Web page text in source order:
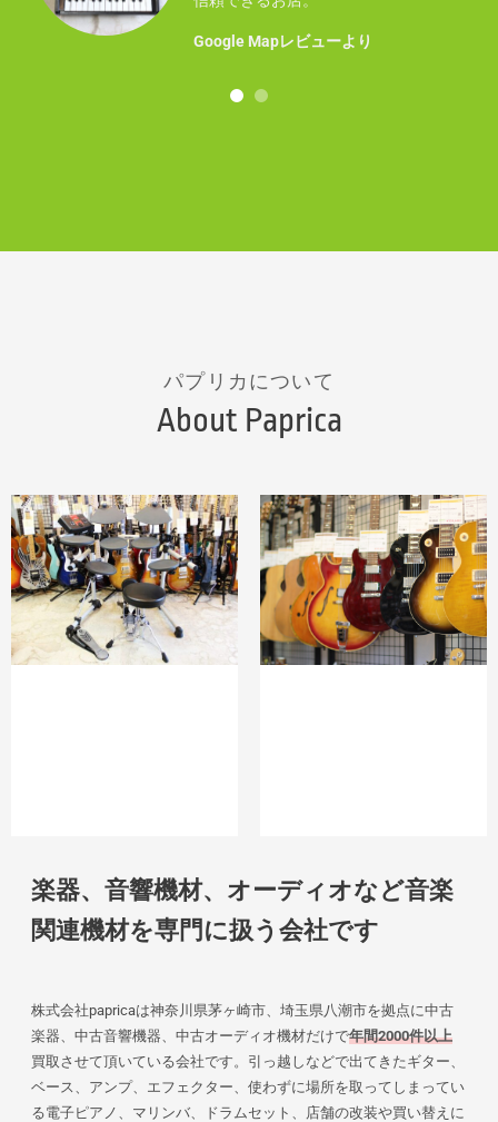
Google Mapレビューより
パプリカについて
About Paprica
楽器、音響機材、オーディオなど音楽
関連機材を専門に扱う会社です
株式会社papricaは神奈川県茅ヶ崎市、埼玉県八潮市を拠点に中古
楽器、中古音響機器、中古オーディオ機材だけで年間2000件以上
買取させて頂いている会社です。引っ越しなどで出てきたギター、
ベース、アンプ、エフェクター、使わずに場所を取ってしまってい
る電子ピアノ、マリンバ、ドラムセット、店舗の改装や買い替えに